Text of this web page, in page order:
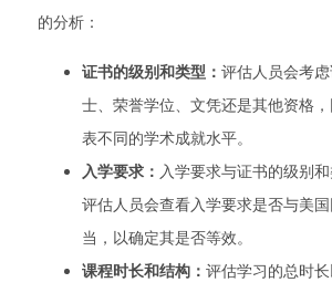
的分析：
证书的级别和类型： 评估人员会考
士、荣誉学位、文凭还是其他资格
表不同的学术成就水平。
入学要求： 入学要求与证书的级别和
评估人员会查看入学要求是否与美
当，以确定其是否等效。
课程时长和结构： 评估学习的总时